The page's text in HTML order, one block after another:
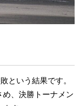
という結果です。
、決勝トーナメン